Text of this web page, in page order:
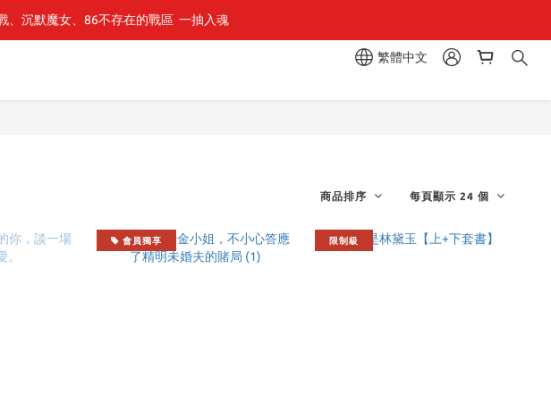
周邊商品
、沉默魔女、86不存在的戰區  一抽入魂
繁體中文
商品排序 每頁顯示 24 個
會員獨享 限制級